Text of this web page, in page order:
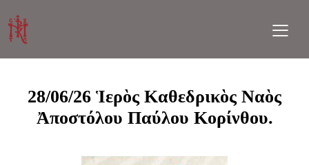
28/06/26 Ἱερὸς Καθεδρικὸς Ναὸς
Ἀποστόλου Παύλου Κορίνθου.